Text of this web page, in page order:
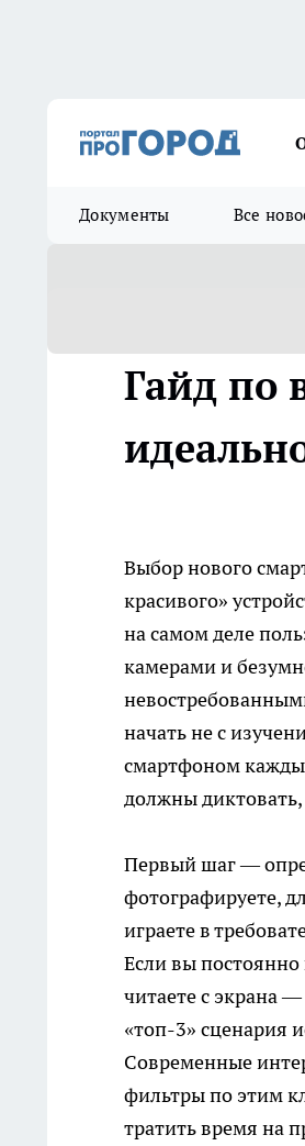
Документы Все
Гайд по
Выбор нового
красивого»
на самом деле
камерами и
начать не с
смартфоном
должны
Первый шаг —
фотографируете,
играете в
Если вы
читаете с экрана
«топ-3» сценария
Современные
фильтры по этим
тратить время на